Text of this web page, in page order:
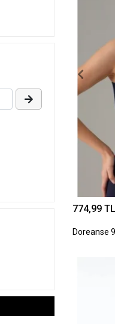
774,99 TL
Doreanse